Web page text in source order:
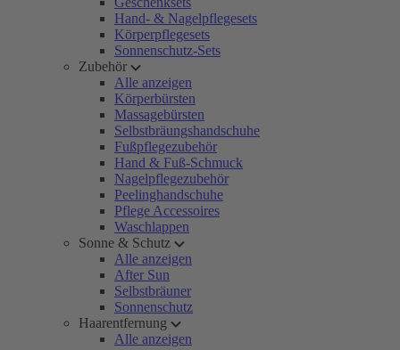
Hand- & Nagelpflegesets
Körperpflegesets
Sonnenschutz-Sets
Zubehör
Alle anzeigen
Körperbürsten
Massagebürsten
Selbstbräungshandschuhe
Fußpflegezubehör
Hand & Fuß-Schmuck
Nagelpflegezubehör
Peelinghandschuhe
Pflege Accessoires
Waschlappen
Sonne & Schutz
Alle anzeigen
After Sun
Selbstbräuner
Sonnenschutz
Haarentfernung
Alle anzeigen